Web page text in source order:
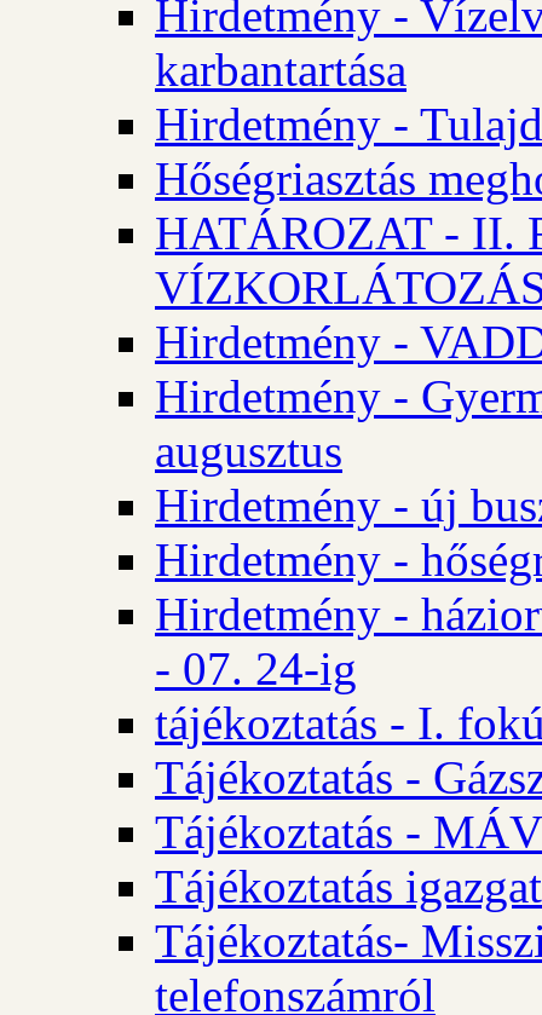
Hirdetmény -
karbantartása
Hirdetmény -
Hőségriasztás
HATÁROZAT - II.
Hirdetmény -
Hirdetmény -
augusztus
Hirdetmény - új
Hirdetmény -
Hirdetmény -
- 07. 24-ig
tájékoztatás - I.
Tájékoztatás -
Tájékoztatás -
Tájékoztatás
Tájékoztatás-
telefonszámról